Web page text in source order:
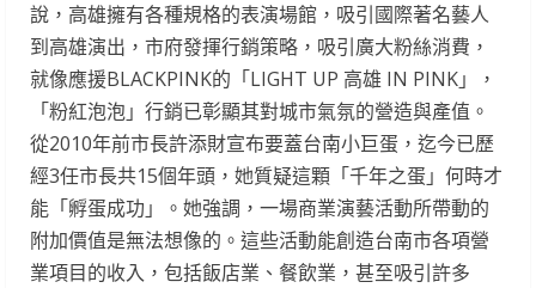
說，高雄擁有各種規格的表演場館，吸引國際著名藝人
到高雄演出，市府發揮行銷策略，吸引廣大粉絲消費，
就像應援BLACKPINK的「LIGHT UP 高雄 IN PINK」，
「粉紅泡泡」行銷已彰顯其對城市氣氛的營造與產值。
從2010年前市長許添財宣布要蓋台南小巨蛋，迄今已歷
經3任市長共15個年頭，她質疑這顆「千年之蛋」何時才
能「孵蛋成功」。她強調，一場商業演藝活動所帶動的
附加價值是無法想像的。這些活動能創造台南市各項營
業項目的收入，包括飯店業、餐飲業，甚至吸引許多